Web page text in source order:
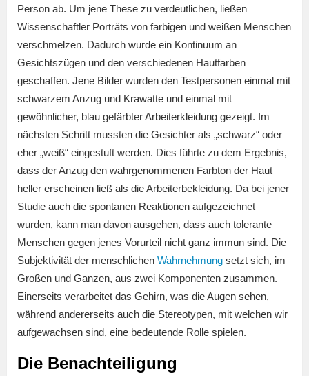
Person ab. Um jene These zu verdeutlichen, ließen
Wissenschaftler Porträts von farbigen und weißen Menschen
verschmelzen. Dadurch wurde ein Kontinuum an
Gesichtszügen und den verschiedenen Hautfarben
geschaffen. Jene Bilder wurden den Testpersonen einmal mit
schwarzem Anzug und Krawatte und einmal mit
gewöhnlicher, blau gefärbter Arbeiterkleidung gezeigt. Im
nächsten Schritt mussten die Gesichter als „schwarz“ oder
eher „weiß“ eingestuft werden. Dies führte zu dem Ergebnis,
dass der Anzug den wahrgenommenen Farbton der Haut
heller erscheinen ließ als die Arbeiterbekleidung. Da bei jener
Studie auch die spontanen Reaktionen aufgezeichnet
wurden, kann man davon ausgehen, dass auch tolerante
Menschen gegen jenes Vorurteil nicht ganz immun sind. Die
Subjektivität der menschlichen Wahrnehmung setzt sich, im
Großen und Ganzen, aus zwei Komponenten zusammen.
Einerseits verarbeitet das Gehirn, was die Augen sehen,
während andererseits auch die Stereotypen, mit welchen wir
aufgewachsen sind, eine bedeutende Rolle spielen.
Die Benachteiligung